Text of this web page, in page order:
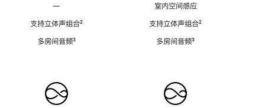
—
支持立体声组合脚
²
多房间音频脚
³
室内空间感应
支持立体声组合脚
²
多房间音频脚
³